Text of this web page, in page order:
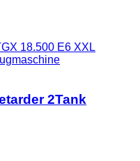
18.500 E6 XXL
2Tank